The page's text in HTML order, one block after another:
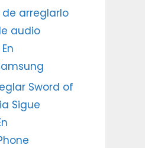
de arreglarlo
audio
Sword of
Sigue